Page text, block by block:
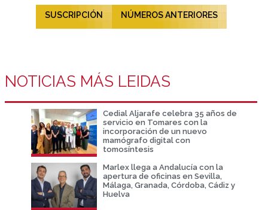
SUSCRIPCIÓN NÚMEROS ANTERIORES
NOTICIAS MÁS LEIDAS
Cedial Aljarafe celebra 35 años de
servicio en Tomares con la
incorporación de un nuevo
mamógrafo digital con
tomosíntesis
Marlex llega a Andalucía con la
apertura de oficinas en Sevilla,
Málaga, Granada, Córdoba, Cádiz y
Huelva